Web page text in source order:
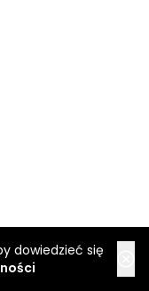
dowiedzieć się